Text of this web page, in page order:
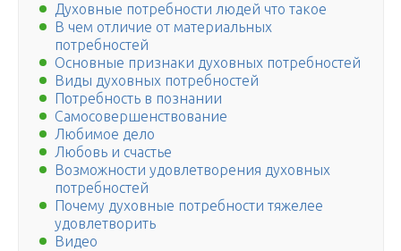
Духовные потребности людей что такое
В чем отличие от материальных
потребностей
Основные признаки духовных потребностей
Виды духовных потребностей
Потребность в познании
Самосовершенствование
Любимое дело
Любовь и счастье
Возможности удовлетворения духовных
потребностей
Почему духовные потребности тяжелее
удовлетворить
Видео